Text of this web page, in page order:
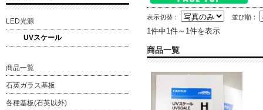
表示切替： 並び順：
1件中1件～1件を表示
商品一覧
LED光源
UVスケール
商品一覧
石英ガラス基板
各種基板(石英以外)